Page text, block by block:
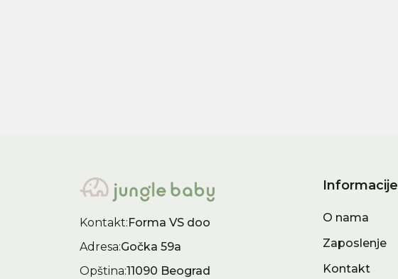
Kontakt: Forma VS doo
Adresa:Gočka 59a
Opština:11090 Beograd
Informacije
O nama
Zaposlenje
Kontakt